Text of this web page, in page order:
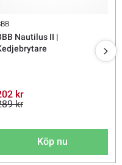
Nautilus II |
kr
kr
Köp nu